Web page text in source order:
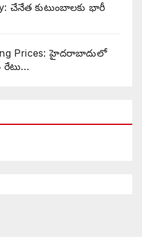
చేనేత కుటుంబాలకు భారీ
Prices: హైదరాబాదులో
రేటు…